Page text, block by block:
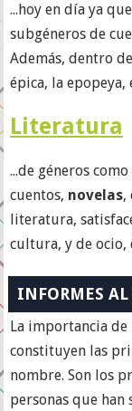
...hoy en día ya
subgéneros de
Además, dentro
épica, la epopeya,
Literatura
...de géneros
cuentos, novelas,
literatura,
cultura, y de ocio,
INFORMES AL
La importancia
constituyen las
nombre. Son los
personas que